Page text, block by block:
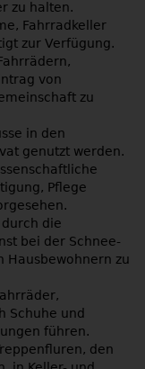
zu halten.
Fahrradkeller
zur Verfügung.
von
zu
in den
genutzt werden.
Pflege
die
bei der Schnee-
Hausbewohnern zu
Schuhe und
führen.
den